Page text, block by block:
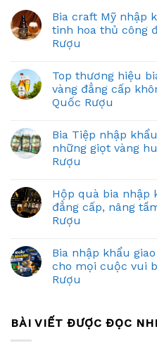
Bia craft Mỹ nhập
tinh hoa thủ công
Rượu
Top thương hiệu
vàng đẳng cấp
Quốc Rượu
Bia Tiệp nhập
những giọt vàng
Rượu
Hộp quà bia nhập
đẳng cấp, nâng
Rượu
Bia nhập khẩu
cho mọi cuộc vui
Rượu
BÀI VIẾT ĐƯỢC ĐỌC